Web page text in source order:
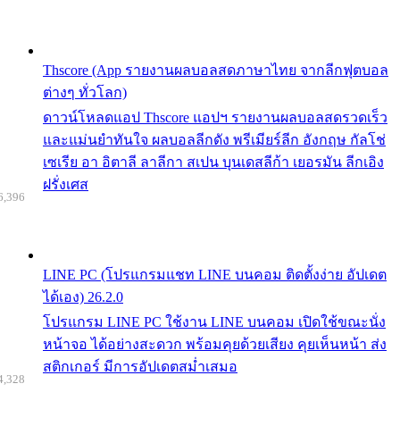
Thscore (App รายงานผลบอลสดภาษาไทย จากลีกฟุตบอล
ต่างๆ ทั่วโลก)
ดาวน์โหลดแอป Thscore แอปฯ รายงานผลบอลสดรวดเร็ว
และแม่นยำทันใจ ผลบอลลีกดัง พรีเมียร์ลีก อังกฤษ กัลโช่
เซเรีย อา อิตาลี ลาลีกา สเปน บุนเดสลีก้า เยอรมัน ลีกเอิง
ฝรั่งเศส
LINE PC (โปรแกรมแชท LINE บนคอม ติดตั้งง่าย อัปเดต
ได้เอง) 26.2.0
โปรแกรม LINE PC ใช้งาน LINE บนคอม เปิดใช้ขณะนั่ง
หน้าจอ ได้อย่างสะดวก พร้อมคุยด้วยเสียง คุยเห็นหน้า ส่ง
สติกเกอร์ มีการอัปเดตสม่ำเสมอ